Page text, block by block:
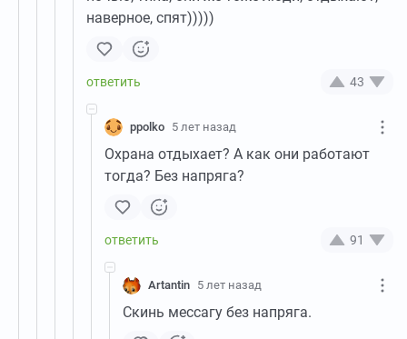
наверное, спят)))))
43
ppolko 5 лет назад
Охрана отдыхает? А как они работают
тогда? Без напряга?
91
Artantin 5 лет назад
Скинь мессагу без напряга.